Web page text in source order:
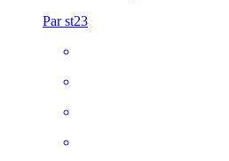
Par st23